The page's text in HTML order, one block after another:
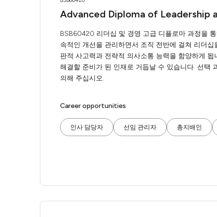
Advanced Diploma of Leadership
BSB60420 리더십 및 경영 고급 디플로마 과정을
속적인 개선을 관리하면서 조직 전반에 걸쳐 리더
판적 사고력과 전략적 의사소통 능력을 함양하게
해결할 준비가 된 인재로 거듭날 수 있습니다. 선택
의해 주십시오.
Career opportunities
인사 담당자 선임 관리자 총지배인